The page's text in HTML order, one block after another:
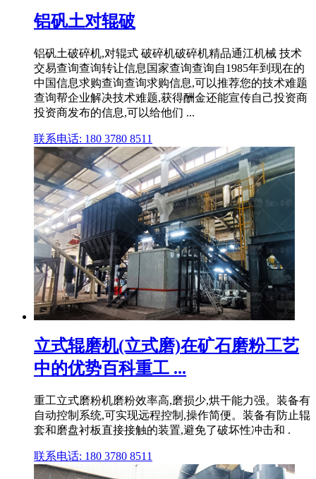
铝矾土对辊破
铝矾土破碎机,对辊式 破碎机破碎机精品通江机械 技术
交易查询查询转让信息国家查询查询自1985年到现在的
中国信息求购查询查询求购信息,可以推荐您的技术难题
查询帮企业解决技术难题,获得酬金还能宣传自己投资商
投资商发布的信息,可以给他们 ...
联系电话: 180 3780 8511
立式辊磨机(立式磨)在矿石磨粉工艺
中的优势百科重工 ...
重工立式磨粉机磨粉效率高,磨损少,烘干能力强。装备有
自动控制系统,可实现远程控制,操作简便。装备有防止辊
套和磨盘衬板直接接触的装置,避免了破坏性冲击和 .
联系电话: 180 3780 8511